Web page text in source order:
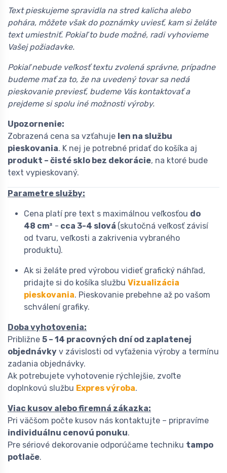
Text pieskujeme spravidla na stred kalicha alebo
pohára, môžete však do poznámky uviesť, kam si želáte
text umiestniť. Pokiaľ to bude možné, radi vyhovieme
Vašej požiadavke.
Pokiaľ nebude veľkosť textu zvolená správne, prípadne
budeme mať za to, že na uvedený tovar sa nedá
pieskovanie previesť, budeme Vás kontaktovať a
prejdeme si spolu iné možnosti výroby.
Upozornenie:
Zobrazená cena sa vzťahuje len na službu
pieskovania. K nej je potrebné pridať do košíka aj
produkt – čisté sklo bez dekorácie, na ktoré bude
text vypieskovaný.
Parametre služby:
Cena platí pre text s maximálnou veľkosťou do
48 cm² - cca 3-4 slová (skutočná veľkosť závisí
od tvaru, veľkosti a zakrivenia vybraného
produktu).
Ak si želáte pred výrobou vidieť grafický náhľad,
pridajte si do košíka službu Vizualizácia
pieskovania. Pieskovanie prebehne až po vašom
schválení grafiky.
Doba vyhotovenia:
Približne 5 – 14 pracovných dní od zaplatenej
objednávky v závislosti od vyťaženia výroby a termínu
zadania objednávky.
Ak potrebujete vyhotovenie rýchlejšie, zvoľte
doplnkovú službu Expres výroba.
Viac kusov alebo firemná zákazka:
Pri väčšom počte kusov nás kontaktujte – pripravíme
individuálnu cenovú ponuku.
Pre sériové dekorovanie odporúčame techniku tampo
potlače.